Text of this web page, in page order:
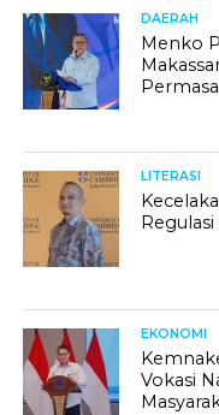
DAERAH
Menko
LITERASI
EKONOMI
Vokasi